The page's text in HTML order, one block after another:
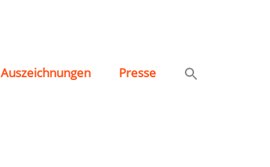
Auszeichnungen Presse